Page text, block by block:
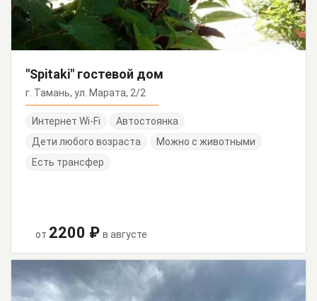
"Spitaki" гостевой дом
г. Тамань, ул. Марата, 2/2
Интернет Wi-Fi
Автостоянка
Дети любого возраста
Можно с животными
Есть трансфер
от 2200 ₽ в августе